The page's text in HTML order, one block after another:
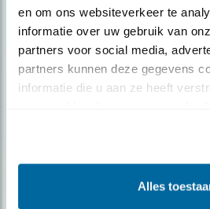
en om ons websiteverkeer te
informatie over uw gebruik van
partners voor social media,
partners kunnen deze gegevens
informatie die u aan ze heeft
Alles